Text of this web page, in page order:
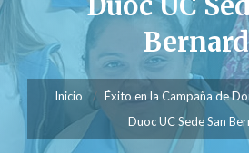
Inicio
Éxito en la Campaña de
Duoc UC Sede San